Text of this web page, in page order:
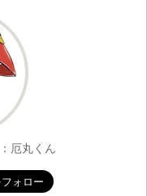
厄丸くん